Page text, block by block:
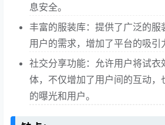
息安全。
丰富的服装库：提供了广泛的服
用户的需求，增加了平台的吸引
社交分享功能：允许用户将试衣
体，不仅增加了用户间的互动，
的曝光和用户。